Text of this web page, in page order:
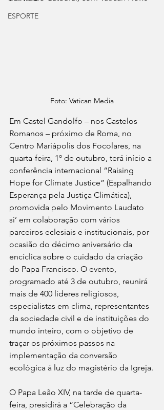
ESPORTE
Foto: Vatican Media
Em Castel Gandolfo – nos Castelos
Romanos – próximo de Roma, no
Centro Mariápolis dos Focolares, na
quarta-feira, 1º de outubro, terá início a
conferência internacional “Raising
Hope for Climate Justice” (Espalhando
Esperança pela Justiça Climática),
promovida pelo Movimento Laudato
si’ em colaboração com vários
parceiros eclesiais e institucionais, por
ocasião do décimo aniversário da
encíclica sobre o cuidado da criação
do Papa Francisco. O evento,
programado até 3 de outubro, reunirá
mais de 400 líderes religiosos,
especialistas em clima, representantes
da sociedade civil e de instituições do
mundo inteiro, com o objetivo de
traçar os próximos passos na
implementação da conversão
ecológica à luz do magistério da Igreja.
O Papa Leão XIV, na tarde de quarta-
feira, presidirá a “Celebração da